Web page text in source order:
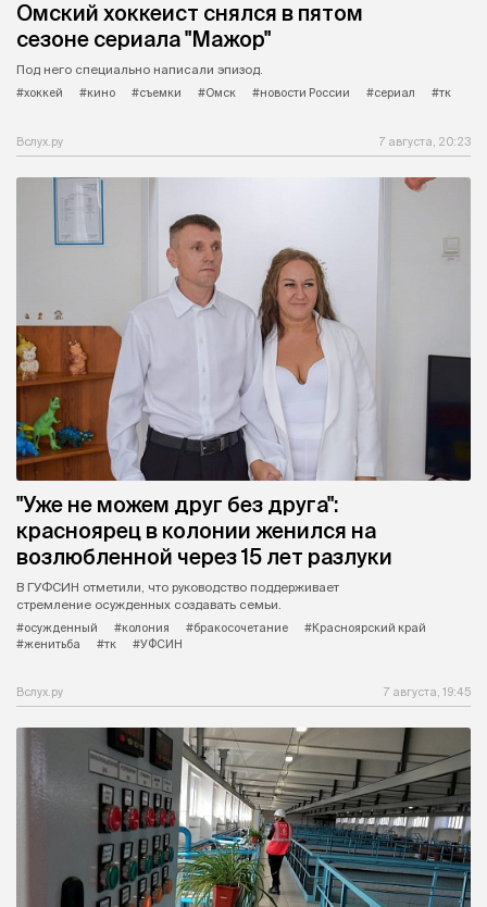
Омский хоккеист снялся в пятом
сезоне сериала "Мажор"
Под него специально написали эпизод.
#хоккей
#кино #съемки #Омск #новости России #сериал #тк
Вслух.ру 7 августа, 20:23
"Уже не можем друг без друга":
красноярец в колонии женился на
возлюбленной через 15 лет разлуки
В ГУФСИН отметили, что руководство поддерживает
стремление осужденных создавать семьи.
#осужденный
#колония #бракосочетание
#Красноярский край
#женитьба
#тк #УФСИН
Вслух.ру 7 августа, 19:45